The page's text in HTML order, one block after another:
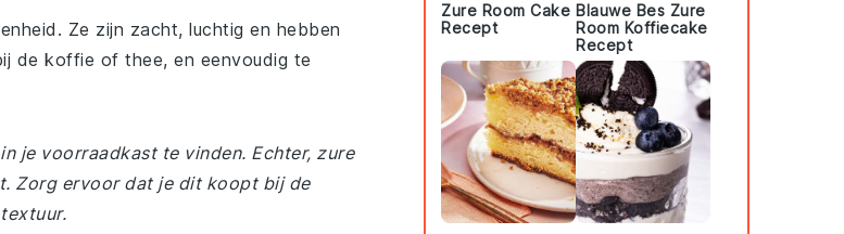
Ze zijn zacht, luchtig en hebben
de koffie of thee, en eenvoudig te
je voorraadkast te vinden. Echter, zure
Zorg ervoor dat je dit koopt bij de
Zure Room Cake
Recept
Blauwe Bes Zure
Room Koffiecake
Recept